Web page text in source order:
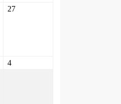
27
4